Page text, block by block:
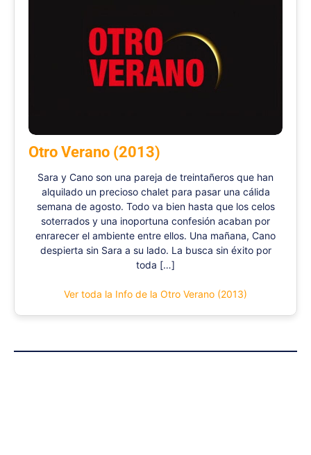
Otro Verano (2013)
Sara y Cano son una pareja de treintañeros que han
alquilado un precioso chalet para pasar una cálida
semana de agosto. Todo va bien hasta que los celos
soterrados y una inoportuna confesión acaban por
enrarecer el ambiente entre ellos. Una mañana, Cano
despierta sin Sara a su lado. La busca sin éxito por
toda […]
Ver toda la Info de la Otro Verano (2013)